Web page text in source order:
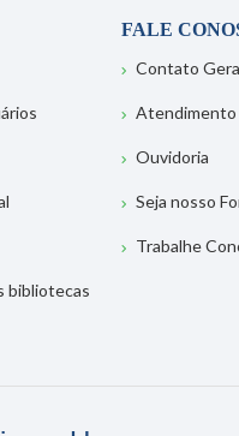
bibliotecas
FALE
Contato
Atendimento
Ouvidoria
Seja nosso
Trabalhe